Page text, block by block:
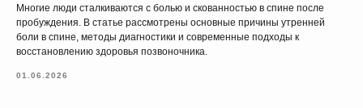
Многие люди сталкиваются с болью и скованностью в спине после
пробуждения. В статье рассмотрены основные причины утренней
боли в спине, методы диагностики и современные подходы к
восстановлению здоровья позвоночника.
01.06.2026